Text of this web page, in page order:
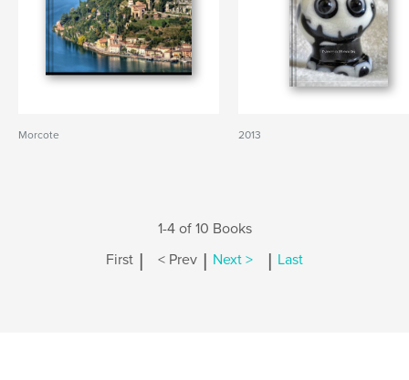
Morcote 2013
1-4 of 10 Books
First | < Prev | Next > | Last